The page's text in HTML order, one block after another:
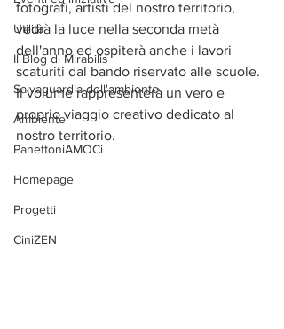
Utilità
Il Blog di Mirabilis
Salvaguardia dell'ambiente
Ambiente
PanettoniAMOCi
Homepage
Progetti
CiniZEN
fotografi, artisti del nostro territorio,
vedrà la luce nella seconda metà
dell'anno ed ospiterà anche i lavori
scaturiti dal bando riservato alle scuole.
Il volume rappresenterà un vero e
proprio viaggio creativo dedicato al
nostro territorio.